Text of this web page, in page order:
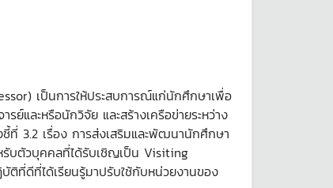
เป็นการให้ประสบการณ์แก่นักศึกษาเพื่อ
และหรือนักวิจัย และสร้างเครือข่ายระหว่าง
ชี้ที่ 3.2 เรื่อง การส่งเสริมและพัฒนานักศึกษา
รับตัวบุคคลที่ได้รับเชิญเป็น Visiting
ติที่ดีที่ได้เรียนรู้มาปรับใช้กับหน่วยงานของ